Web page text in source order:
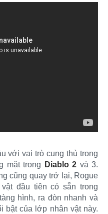
với vai trò cung thủ trong
mặt trong Diablo 2 và 3.
cũng quay trở lại, Rogue
đầu tiên có sẵn trong
hình, ra đòn nhanh và
bật của lớp nhân vật này.